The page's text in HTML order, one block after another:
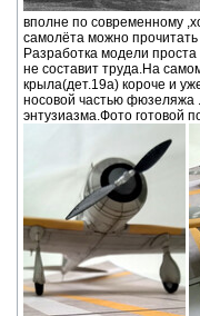
вполне по современному
самолёта можно
Разработка модели
не составит труда.На
крыла(дет.19а) короче и
носовой частью фюзеляжа
энтузиазма.Фото готовой